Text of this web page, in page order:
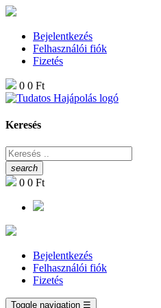
Bejelentkezés
Felhasználói fiók
Fizetés
0 0 Ft
Keresés
search
0 0 Ft
Bejelentkezés
Felhasználói fiók
Fizetés
Toggle navigation ☰